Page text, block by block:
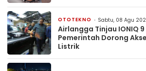
OTOTEKNO Sabtu, 08 Agu
Airlangga Tinjau IONIQ 9
Pemerintah Dorong
Listrik